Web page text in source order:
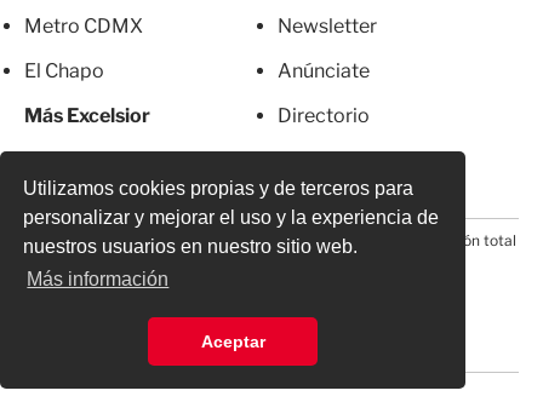
Utilizamos cookies propias y de terceros para
personalizar y mejorar el uso y la experiencia de
nuestros usuarios en nuestro sitio web.
Más información
Aceptar
Metro CDMX
El Chapo
Más Excelsior
Newsletter
Anúnciate
Directorio
© 2026 Todos los derechos reservados. Prohibida la reproducción total
o parcial, incluyendo cualquier medio electrónico*